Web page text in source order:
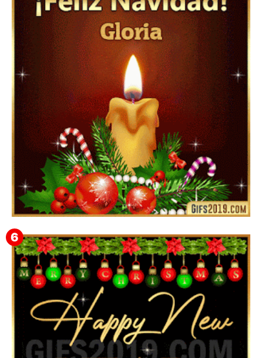
▷ Feliz año nuevo 2026 Familia 【❤️】Frases,
Mensajes y GiF
Feliz Navidad Gloria